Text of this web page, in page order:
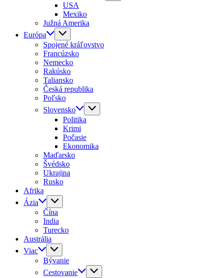
USA
Mexiko
Južná Amerika
Európa
Spojené kráľovstvo
Francúzsko
Nemecko
Rakúsko
Taliansko
Česká republika
Poľsko
Slovensko
Politika
Krimi
Počasie
Ekonomika
Maďarsko
Švédsko
Ukrajina
Rusko
Afrika
Ázia
Čína
India
Turecko
Austrália
Viac
Bývanie
Cestovanie